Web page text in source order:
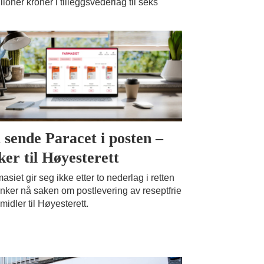
kroner i tilleggsvederlag til seks
Paracet i posten –
til Høyesterett
gir seg ikke etter to nederlag i retten
nå saken om postlevering av reseptfrie
til Høyesterett.